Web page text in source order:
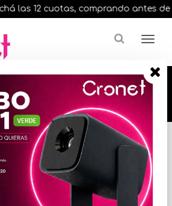
las 12 cuotas, comprando antes de
en todos nuestros artículos,
de las 13 hrs. envíos en el
día 🔥🔥🔥
CCTV